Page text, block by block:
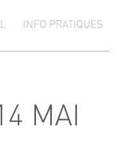
INFO PRATIQUES
MAI